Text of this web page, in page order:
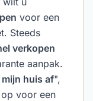
voor een
Steeds
verkopen
aanpak.
huis af",
voor een